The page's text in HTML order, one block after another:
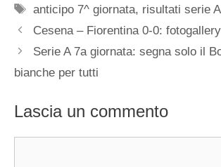
Tag
anticipo 7^ giornata, risultati serie A
Cesena – Fiorentina 0-0: fotogallery
Serie A 7a giornata: segna solo il
bianche per tutti
Lascia un commento